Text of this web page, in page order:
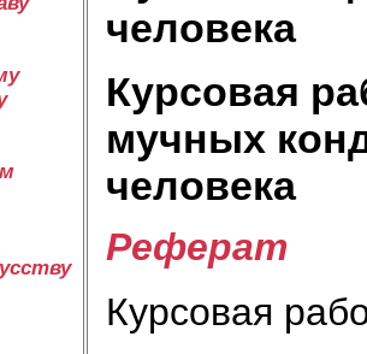
человека
Курсовая
мучных
человека
Реферат
Курсовая